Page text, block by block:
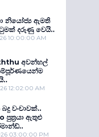
නියෝජ්‍ය ඇමති
දරුණු වෙයි..
10:00:00 AM
අවන්හල්
12:02:00 AM
බදු වංචාවක්..
පුත‍්‍රයා ඇතුළු
03:00:00 PM